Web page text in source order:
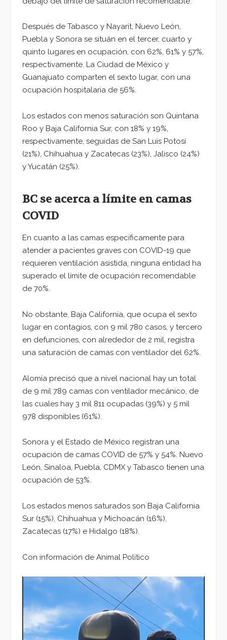
Después de Tabasco y Nayarit, Nuevo León,
Puebla y Sonora se situán en el tercer, cuarto y
quinto lugares en ocupación, con 62%, 61% y 57%,
respectivamente. La Ciudad de México y
Guanajuato comparten el sexto lugar, con una
ocupación hospitalaria de 56%.
Los estados con menos saturación son Quintana
Roo y Baja California Sur, con 18% y 19%,
respectivamente, seguidas de San Luis Potosí
(21%), Chihuahua y Zacatecas (23%), Jalisco (24%)
y Yucatán (25%).
BC se acerca a límite en camas
COVID
En cuanto a las camas específicamente para
atender a pacientes graves con COVID-19 que
requieren ventilación asistida, ninguna entidad ha
superado el límite de ocupación recomendable
de 70%.
No obstante, Baja California, que ocupa el sexto
lugar en contagios, con 9 mil 780 casos, y tercero
en defunciones, con alrededor de 2 mil, registra
una saturación de camas con ventilador del 62%.
Alomía precisó que a nivel nacional hay un total
de 9 mil 789 camas con ventilador mecánico, de
las cuales hay 3 mil 811 ocupadas (39%) y 5 mil
978 disponibles (61%).
Sonora y el Estado de México registran una
ocupación de camas COVID de 57% y 54%. Nuevo
León, Sinaloa, Puebla, CDMX y Tabasco tienen una
ocupación de 53%.
Los estados menos saturados son Baja California
Sur (15%), Chihuahua y Michoacán (16%),
Zacatecas (17%) e Hidalgo (18%).
Con información de Animal Político
Reproductor
vídeo